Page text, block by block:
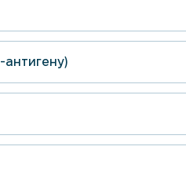
антигену)